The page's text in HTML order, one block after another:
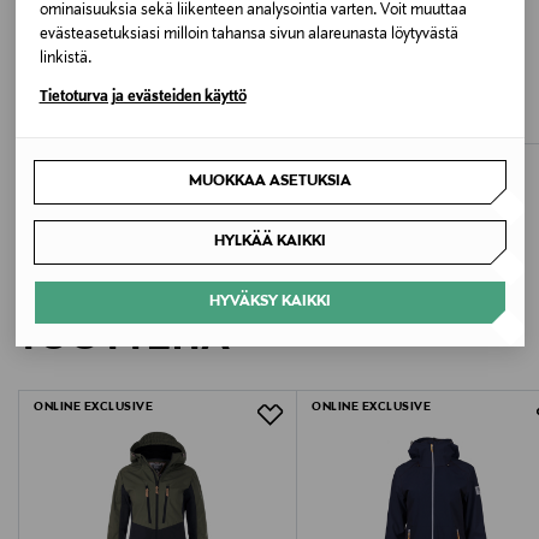
ominaisuuksia sekä liikenteen analysointia varten. Voit muuttaa
evästeasetuksiasi milloin tahansa sivun alareunasta löytyvästä
linkistä.
Tietoturva ja evästeiden käyttö
MUOKKAA ASETUKSIA
HYLKÄÄ KAIKKI
HYVÄKSY KAIKKI
WHITE
Koko
40
Avainsanat
Naisten takit, ulkoilutakit
ALE –27%
JUVA 2.0 Naisten outdoor-takki
LISÄÄ KIINNOSTAVIA
TUOTTEITA
ONLINE EXCLUSIVE ONLINE EXCLUSIVE